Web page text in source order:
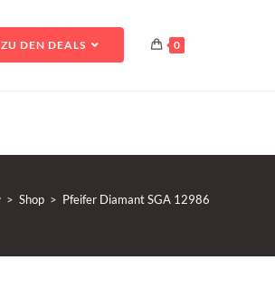
ZU DEN DEALS 0
> Shop > Pfeifer Diamant SGA 12986